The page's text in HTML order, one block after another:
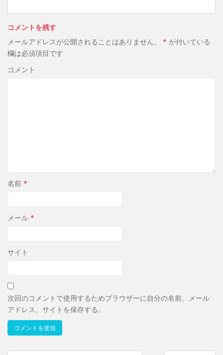
コメントを残す
メールアドレスが公開されることはありません。
* が付いている
欄は必須項目です
コメント
名前 *
メール *
サイト
次回のコメントで使用するためブラウザーに自分の名前、メール
アドレス、サイトを保存する。